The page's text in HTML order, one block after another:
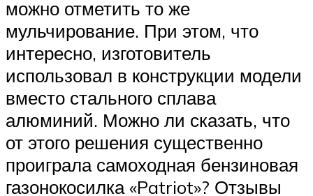
можно отметить то же
мульчирование. При этом, что
интересно, изготовитель
использовал в конструкции модели
вместо стального сплава
алюминий. Можно ли сказать, что
от этого решения существенно
проиграла самоходная бензиновая
газонокосилка «Patriot»? Отзывы